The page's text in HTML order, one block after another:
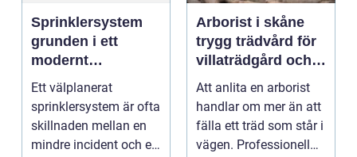
Sprinklersystem
grunden i ett
modernt
brandskydd
Ett välplanerat
sprinklersystem är ofta
skillnaden mellan en
mindre incident och en
Arborist i skåne
trygg trädvård för
villaträdgård och
stadsmiljö
Att anlita en arborist
handlar om mer än att
fälla ett träd som står i
vägen. Professionell